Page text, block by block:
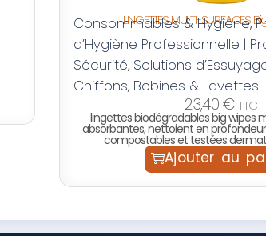
LINGETTES MULTI-SURFACES
Consommables & Hygiène,
d’Hygiène Professionnelle |
Sécurité, Solutions
Chiffons, Bobines & Lavettes
23,40€ TTC
lingettes biodégradables big wipes
absorbantes, nettoient en
compostables et testées
Ajouter au